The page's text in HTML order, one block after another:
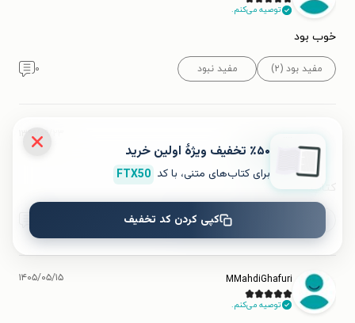
توصیه می‌کنم.
خوب بود
مفید بود (۲) مفید نبود ۰
.
۱۳۹۹/۰۹/۲۳
کتاب خیلی خوبه
مفید نبود
MMahdiGhafuri
توصیه می‌کنم.
۱۴۰۵/۰۵/۱۵
٪۵۰ تخفیف ویژۀ اولین خرید
برای کتاب‌های متنی، با کد FTX50
کپی کردن کد تخفیف